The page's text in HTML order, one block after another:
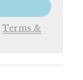
Terms &